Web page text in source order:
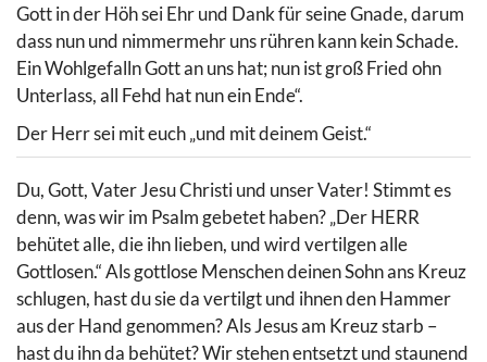
Gott in der Höh sei Ehr und Dank für seine Gnade, darum
dass nun und nimmermehr uns rühren kann kein Schade.
Ein Wohlgefalln Gott an uns hat; nun ist groß Fried ohn
Unterlass, all Fehd hat nun ein Ende“.
Der Herr sei mit euch „und mit deinem Geist.“
Du, Gott, Vater Jesu Christi und unser Vater! Stimmt es
denn, was wir im Psalm gebetet haben? „Der HERR
behütet alle, die ihn lieben, und wird vertilgen alle
Gottlosen.“ Als gottlose Menschen deinen Sohn ans Kreuz
schlugen, hast du sie da vertilgt und ihnen den Hammer
aus der Hand genommen? Als Jesus am Kreuz starb –
hast du ihn da behütet? Wir stehen entsetzt und staunend